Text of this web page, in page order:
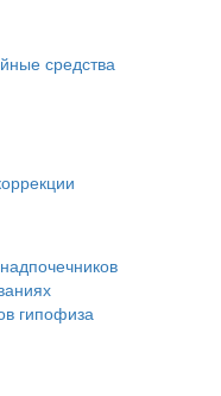
средства
гипофиза